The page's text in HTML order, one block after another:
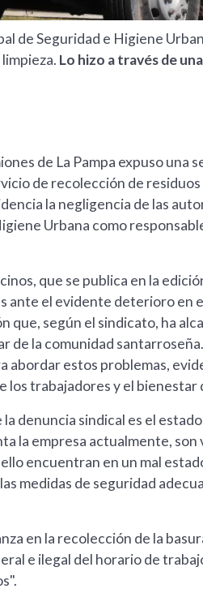
de Seguridad e Higiene
Lo hizo a través de
de La Pampa expuso una
de recolección de
la negligencia de las
Urbana como
que se publica en la
ante el evidente deterioro en
que, según el sindicato, ha
de la comunidad
abordar estos problemas,
los trabajadores y el bienestar
la denuncia sindical es el
la empresa actualmente,
encuentran en un mal
medidas de seguridad
en la recolección de la
e ilegal del horario de